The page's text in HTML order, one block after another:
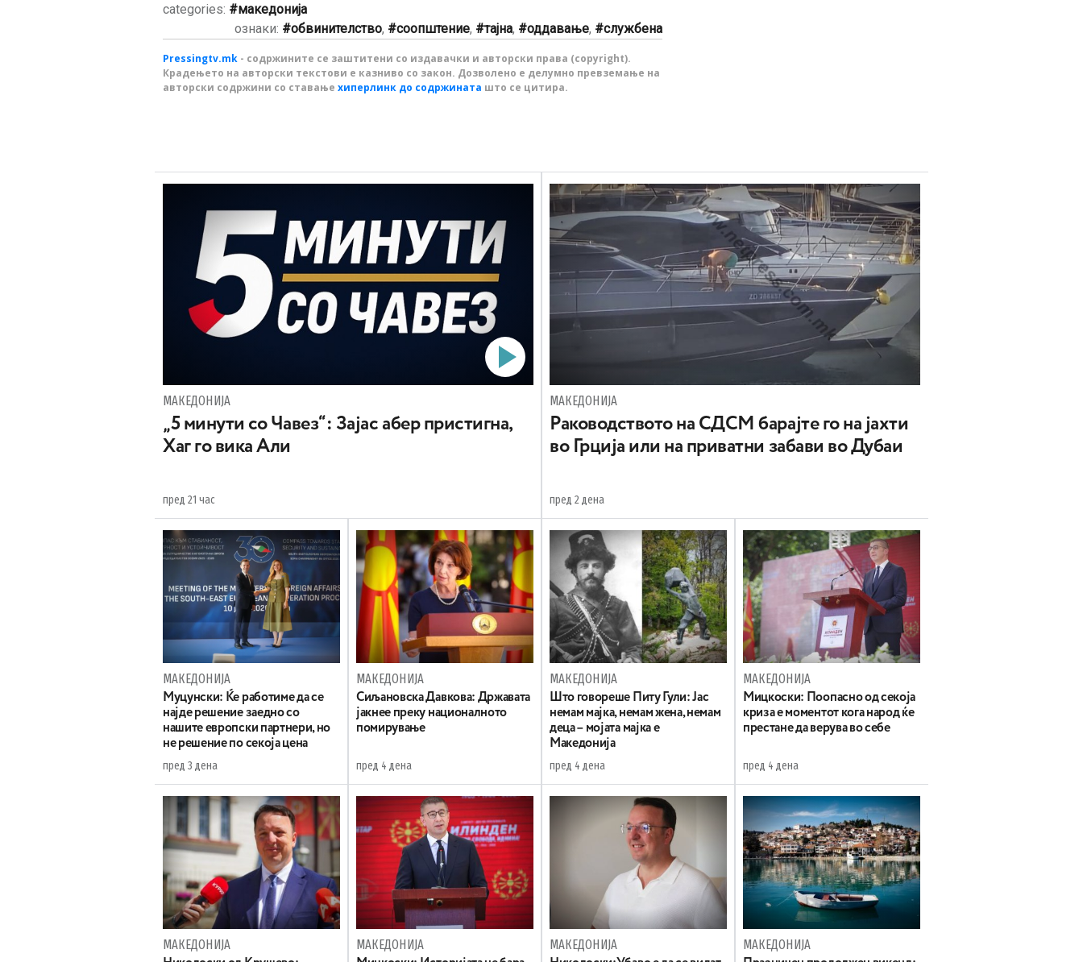
categories:
македонија
ознаки:
обвинителство, соопштение, тајна, оддавање, службена
Pressingtv.mk - содржините се заштитени со издавачки и авторски права (copyright).
Крадењето на авторски текстови е казниво со закон. Дозволено е делумно превземање на
авторски содржини со ставање хиперлинк до содржината што се цитира.
МАКЕДОНИЈА
„5 минути со Чавез“: Зајас абер пристигна,
Хаг го вика Али
пред 21 час
МАКЕДОНИЈА
Раководството на СДСМ барајте го на јахти
во Грција или на приватни забави во Дубаи
пред 2 дена
МАКЕДОНИЈА
Муцунски: Ќе работиме да се
најде решение заедно со
нашите европски партнери, но
не решение по секоја цена
пред 3 дена
МАКЕДОНИЈА
Сиљановска Давкова: Државата
јакнее преку националното
помирување
пред 4 дена
МАКЕДОНИЈА
Што говореше Питу Гули: Јас
немам мајка, немам жена, немам
деца – мојата мајка е
Македонија
пред 4 дена
МАКЕДОНИЈА
Мицкоски: Поопасно од секоја
криза е моментот кога народ ќе
престане да верува во себе
пред 4 дена
МАКЕДОНИЈА МАКЕДОНИЈА МАКЕДОНИЈА МАКЕДОНИЈА